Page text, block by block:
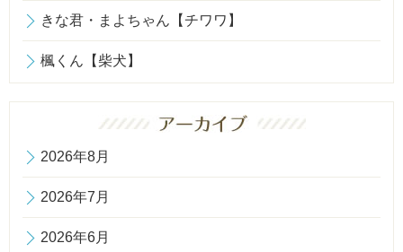
きな君・まよちゃん【チワワ】
楓くん【柴犬】
2026年8月
2026年7月
2026年6月